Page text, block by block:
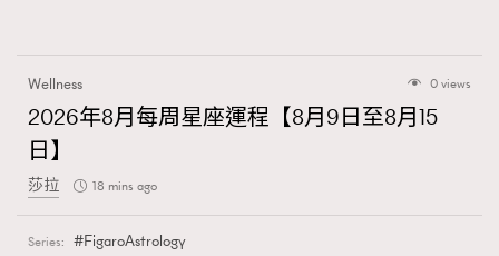
Wellness 0 views
2026年8月每周星座運程【8月9日至8月15
日】
莎拉 18 mins ago
Series: FigaroAstrology